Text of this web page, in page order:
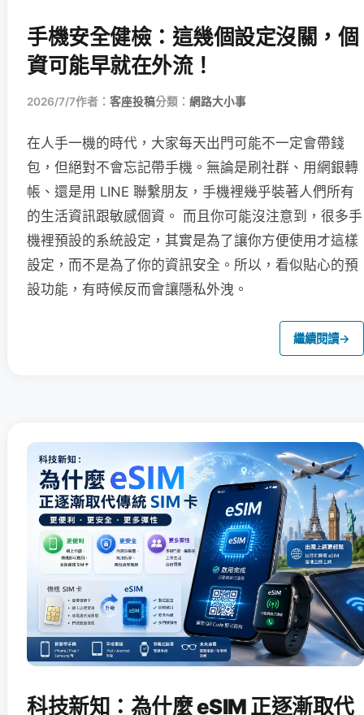
手機安全健檢：這幾個設定沒關，個
資可能早就在外流！
2026/7/7作者： 客座投稿分類： 網路大小事
在人手一機的時代，大家每天出門可能不一定會帶錢
包，但絕對不會忘記帶手機。無論是刷社群、用網銀轉
帳、還是用 LINE 聯繫朋友，手機裡幾乎裝著人們所有
的生活資訊跟敏感個資。 而且你可能沒注意到，很多手
機裡預設的系統設定，其實是為了讓你方便使用才這樣
設定，而不是為了你的資訊安全。所以，看似貼心的預
設功能，有時候反而會讓隱私外洩。
繼續閱讀→
科技新知：為什麼 eSIM 正逐漸取代